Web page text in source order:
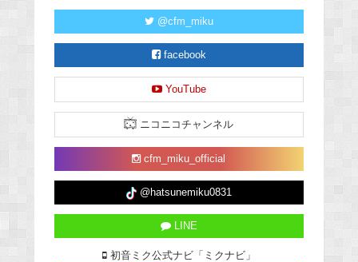
@cfm_miku
facebook
YouTube
ニコニコチャンネル
cfm_miku_official
@hatsunemiku0831
LINE
初音ミク公式ナビ「ミクナビ」